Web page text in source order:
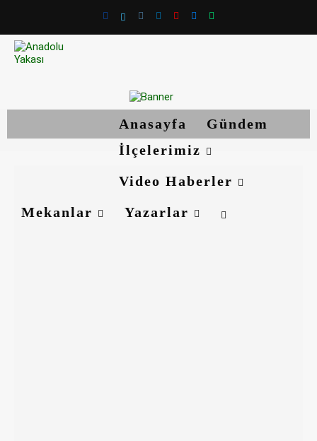
Anasayfa
Gündem
İlçelerimiz
Video Haberler
Mekanlar
Yazarlar